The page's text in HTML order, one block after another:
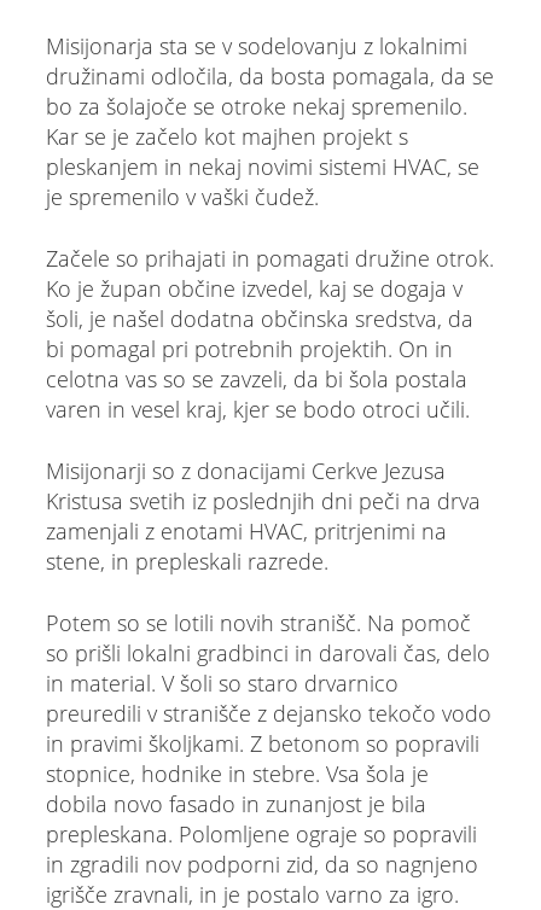
Misijonarja sta se v sodelovanju z lokalnimi
družinami odločila, da bosta pomagala, da se
bo za šolajoče se otroke nekaj spremenilo.
Kar se je začelo kot majhen projekt s
pleskanjem in nekaj novimi sistemi HVAC, se
je spremenilo v vaški čudež.
Začele so prihajati in pomagati družine otrok.
Ko je župan občine izvedel, kaj se dogaja v
šoli, je našel dodatna občinska sredstva, da
bi pomagal pri potrebnih projektih. On in
celotna vas so se zavzeli, da bi šola postala
varen in vesel kraj, kjer se bodo otroci učili.
Misijonarji so z donacijami Cerkve Jezusa
Kristusa svetih iz poslednjih dni peči na drva
zamenjali z enotami HVAC, pritrjenimi na
stene, in prepleskali razrede.
Potem so se lotili novih stranišč. Na pomoč
so prišli lokalni gradbinci in darovali čas, delo
in material. V šoli so staro drvarnico
preuredili v stranišče z dejansko tekočo vodo
in pravimi školjkami. Z betonom so popravili
stopnice, hodnike in stebre. Vsa šola je
dobila novo fasado in zunanjost je bila
prepleskana. Polomljene ograje so popravili
in zgradili nov podporni zid, da so nagnjeno
igrišče zravnali, in je postalo varno za igro.